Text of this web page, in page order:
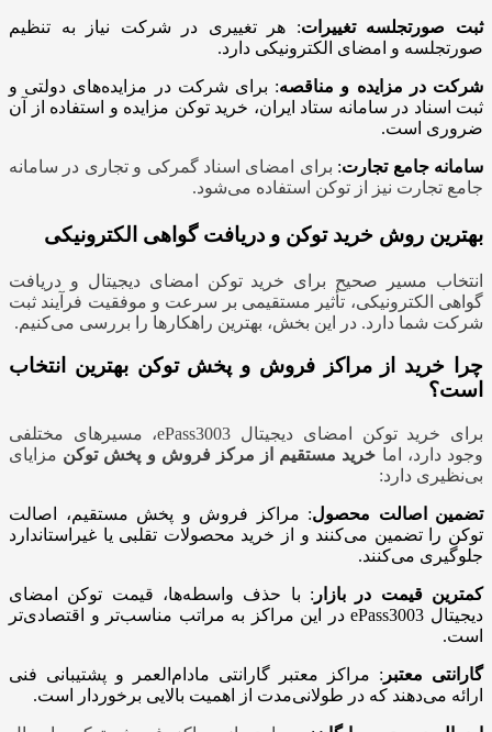
ثبت صورتجلسه تغییرات: هر تغییری در شرکت نیاز به تنظیم
صورتجلسه و امضای الکترونیکی دارد.
شرکت در مزایده و مناقصه: برای شرکت در مزایده‌های دولتی و
ثبت اسناد در سامانه ستاد ایران، خرید توکن مزایده و استفاده از آن
ضروری است.
سامانه جامع تجارت: برای امضای اسناد گمرکی و تجاری در سامانه
جامع تجارت نیز از توکن استفاده می‌شود.
بهترین روش خرید توکن و دریافت گواهی الکترونیکی
انتخاب مسیر صحیح برای خرید توکن امضای دیجیتال و دریافت
گواهی الکترونیکی، تأثیر مستقیمی بر سرعت و موفقیت فرآیند ثبت
شرکت شما دارد. در این بخش، بهترین راهکارها را بررسی می‌کنیم.
چرا خرید از مراکز فروش و پخش توکن بهترین انتخاب
است؟
برای خرید توکن امضای دیجیتال ePass3003، مسیرهای مختلفی
وجود دارد، اما خرید مستقیم از مرکز فروش و پخش توکن مزایای
بی‌نظیری دارد:
تضمین اصالت محصول: مراکز فروش و پخش مستقیم، اصالت
توکن را تضمین می‌کنند و از خرید محصولات تقلبی یا غیراستاندارد
جلوگیری می‌کنند.
کمترین قیمت در بازار : با حذف واسطه‌ها، قیمت توکن امضای
دیجیتال ePass3003 در این مراکز به مراتب مناسب‌تر و اقتصادی‌تر
است.
گارانتی معتبر : مراکز معتبر گارانتی مادام‌العمر و پشتیبانی فنی
ارائه می‌دهند که در طولانی‌مدت از اهمیت بالایی برخوردار است.